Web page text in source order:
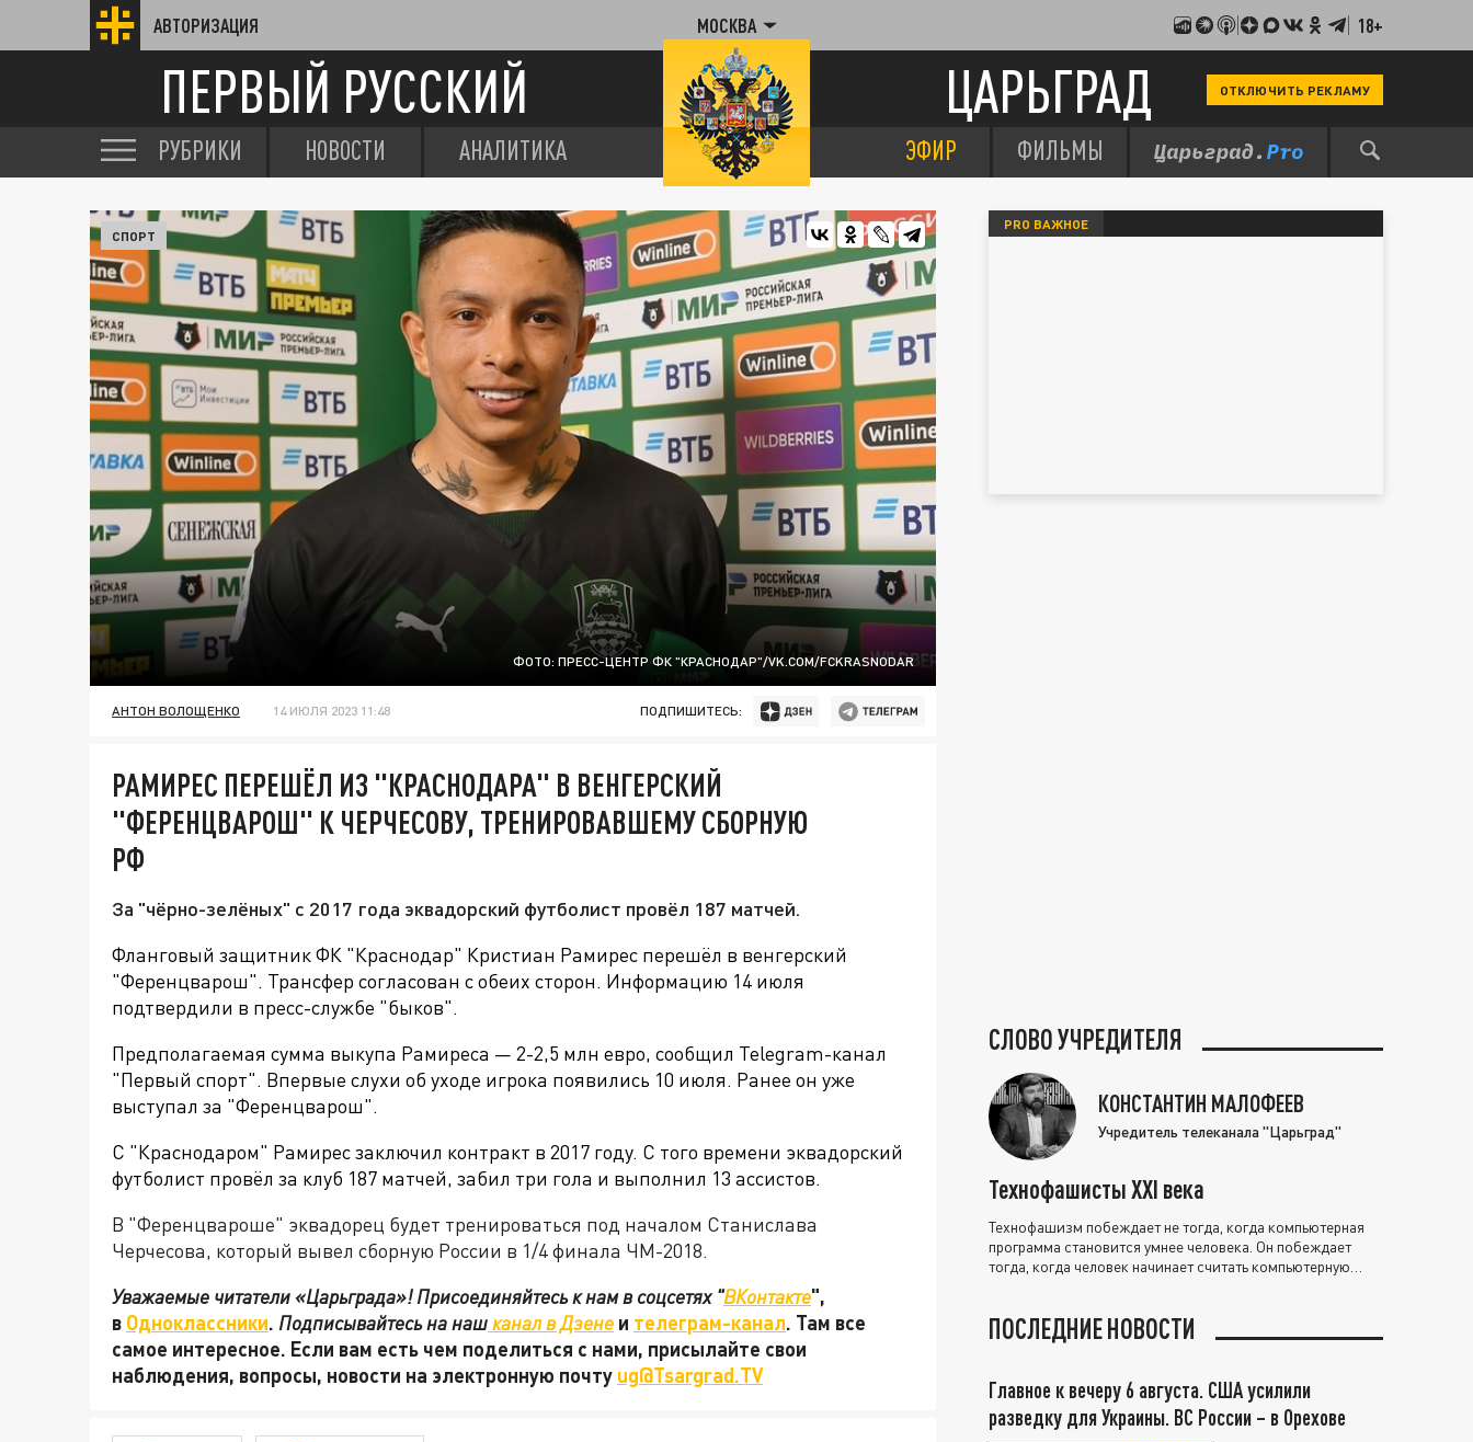
АВТОРИЗАЦИЯ МОСКВА 18+
ПЕРВЫЙ РУССКИЙ ЦАРЬГРАД ОТКЛЮЧИТЬ РЕКЛАМУ
РУБРИКИ НОВОСТИ АНАЛИТИКА ЭФИР ФИЛЬМЫ
ФОТО: ПРЕСС-ЦЕНТР ФК "КРАСНОДАР"/VK.COM/FCKRASNODAR
СПОРТ
АНТОН ВОЛОЩЕНКО 14 ИЮЛЯ 2023 11:48 ПОДПИШИТЕСЬ:
РАМИРЕС ПЕРЕШЁЛ ИЗ "КРАСНОДАРА" В ВЕНГЕРСКИЙ
"ФЕРЕНЦВАРОШ" К ЧЕРЧЕСОВУ, ТРЕНИРОВАВШЕМУ СБОРНУЮ
РФ
За "чёрно-зелёных" с 2017 года эквадорский футболист провёл 187 матчей.
Фланговый защитник ФК "Краснодар" Кристиан Рамирес перешёл в венгерский
"Ференцварош". Трансфер согласован с обеих сторон. Информацию 14 июля
подтвердили в пресс-службе "быков".
Предполагаемая сумма выкупа Рамиреса — 2-2,5 млн евро, сообщил Telegram-канал
"Первый спорт". Впервые слухи об уходе игрока появились 10 июля. Ранее он уже
выступал за "Ференцварош".
С "Краснодаром" Рамирес заключил контракт в 2017 году. С того времени эквадорский
футболист провёл за клуб 187 матчей, забил три гола и выполнил 13 ассистов.
В "Ференцвароше" эквадорец будет тренироваться под началом Станислава
Черчесова, который вывел сборную России в 1/4 финала ЧМ-2018.
Уважаемые читатели «Царьграда»! Присоединяйтесь к нам в соцсетях "ВКонтакте",
в Одноклассники. Подписывайтесь на нашканал в Дзене и телеграм-канал. Там все
самое интересное. Если вам есть чем поделиться с нами, присылайте свои
наблюдения, вопросы, новости на электронную почту ug@Tsargrad.TV
PRO ВАЖНОЕ
СЛОВО УЧРЕДИТЕЛЯ
КОНСТАНТИН МАЛОФЕЕВ
Учредитель телеканала "Царьград"
Технофашисты XXI века
Технофашизм побеждает не тогда, когда компьютерная
программа становится умнее человека. Он побеждает
тогда, когда человек начинает считать компьютерную
ПОСЛЕДНИЕ НОВОСТИ
Главное к вечеру 6 августа. США усилили
разведку для Украины. ВС России – в Орехове